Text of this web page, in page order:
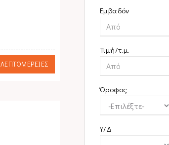
ΛΕΠΤΟΜΕΡΕΙΕΣ
Εμβαδόν
Τιμή/τ.μ.
Όροφος
Υ/Δ